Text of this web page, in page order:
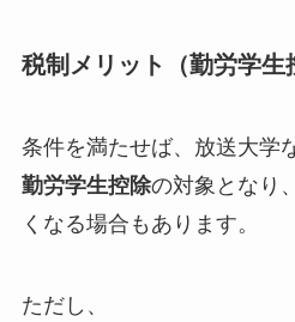
税制メリット（勤労学生
条件を満たせば、放送大学
勤労学生控除の対象となり
くなる場合もあります。
ただし、